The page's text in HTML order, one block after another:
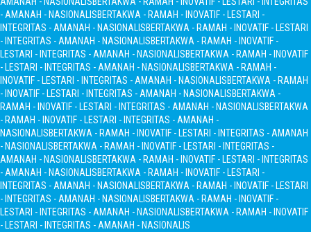
- AMANAH - NASIONALISBERTAKWA - RAMAH - INOVATIF - LESTARI -
INTEGRITAS - AMANAH - NASIONALISBERTAKWA - RAMAH - INOVATIF - LESTARI
- INTEGRITAS - AMANAH - NASIONALISBERTAKWA - RAMAH - INOVATIF -
LESTARI - INTEGRITAS - AMANAH - NASIONALISBERTAKWA - RAMAH - INOVATIF
- LESTARI - INTEGRITAS - AMANAH - NASIONALISBERTAKWA - RAMAH -
INOVATIF - LESTARI - INTEGRITAS - AMANAH - NASIONALISBERTAKWA - RAMAH
- INOVATIF - LESTARI - INTEGRITAS - AMANAH - NASIONALISBERTAKWA -
RAMAH - INOVATIF - LESTARI - INTEGRITAS - AMANAH - NASIONALISBERTAKWA
- RAMAH - INOVATIF - LESTARI - INTEGRITAS - AMANAH -
NASIONALISBERTAKWA - RAMAH - INOVATIF - LESTARI - INTEGRITAS - AMANAH
- NASIONALISBERTAKWA - RAMAH - INOVATIF - LESTARI - INTEGRITAS -
AMANAH - NASIONALISBERTAKWA - RAMAH - INOVATIF - LESTARI - INTEGRITAS
- AMANAH - NASIONALISBERTAKWA - RAMAH - INOVATIF - LESTARI -
INTEGRITAS - AMANAH - NASIONALISBERTAKWA - RAMAH - INOVATIF - LESTARI
- INTEGRITAS - AMANAH - NASIONALISBERTAKWA - RAMAH - INOVATIF -
LESTARI - INTEGRITAS - AMANAH - NASIONALISBERTAKWA - RAMAH - INOVATIF
- LESTARI - INTEGRITAS - AMANAH - NASIONALIS